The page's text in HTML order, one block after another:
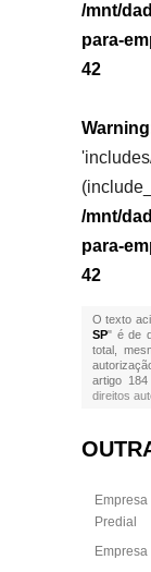
/mnt/
para-
42
Warning
/mnt/
para-
42
O texto
SP" é de
total,
artigo
direitos
Predial